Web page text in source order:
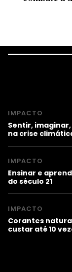
IMPACTO
Sentir,
na crise
IMPACTO
Ensinar e
do século 21
IMPACTO
Corantes
custar até 10